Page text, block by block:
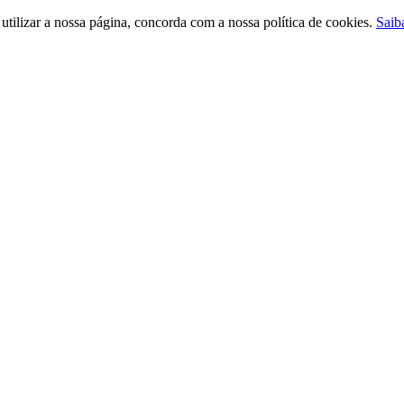
a nossa página, concorda com a nossa política de cookies.